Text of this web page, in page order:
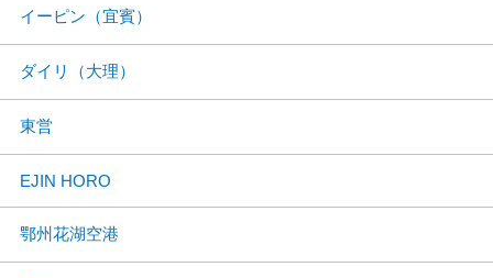
イーピン（宜賓）
ダイリ（大理）
東営
EJIN HORO
鄂州花湖空港